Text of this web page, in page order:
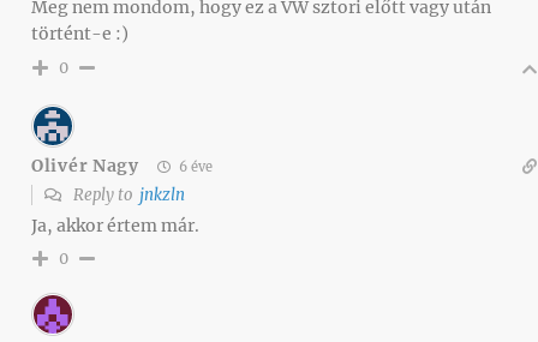
Meg nem mondom, hogy ez a VW sztori előtt vagy után
történt-e :)
0
Olivér Nagy 6 éve
Reply to jnkzln
Ja, akkor értem már.
0